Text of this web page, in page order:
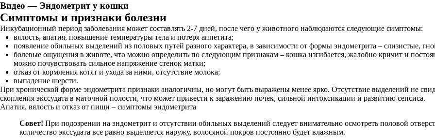
Видео — Эндометрит у кошки
Симптомы и признаки болезни
Инкубационный период заболевания может составлять 2-7 дней, после чего у животного наблюдаются следующие симптомы:
вялость, апатия, повышение температуры тела и потеря аппетита;
появление обильных выделений из половых путей разного характера, в зависимости от формы эндометрита – слизистые,
болевые ощущения в животе, что можно определить по следующим признакам – кошка изгибается, жалобно кричит и
можно почувствовать сильное напряжение стенок матки;
отказ от кормления котят и ухода за ними, отсутствие молока;
выпадение шерсти.
При хронической форме эндометрита признаки аналогичны, но могут быть выражены менее ярко. Отсутствие выделений не
скопления экссудата в маточной полости, что может привести к заражению почек, сильной интоксикации и развитию сепсиса.
Апатия, вялость и отказ от пищи – симптомы эндометрита
Совет! При подозрении на эндометрит и отсутствии обильных выделений следует внимательно осмотреть половой
количество экссудата все равно выделяется наружу, волосяной покров постоянно будет влажным.